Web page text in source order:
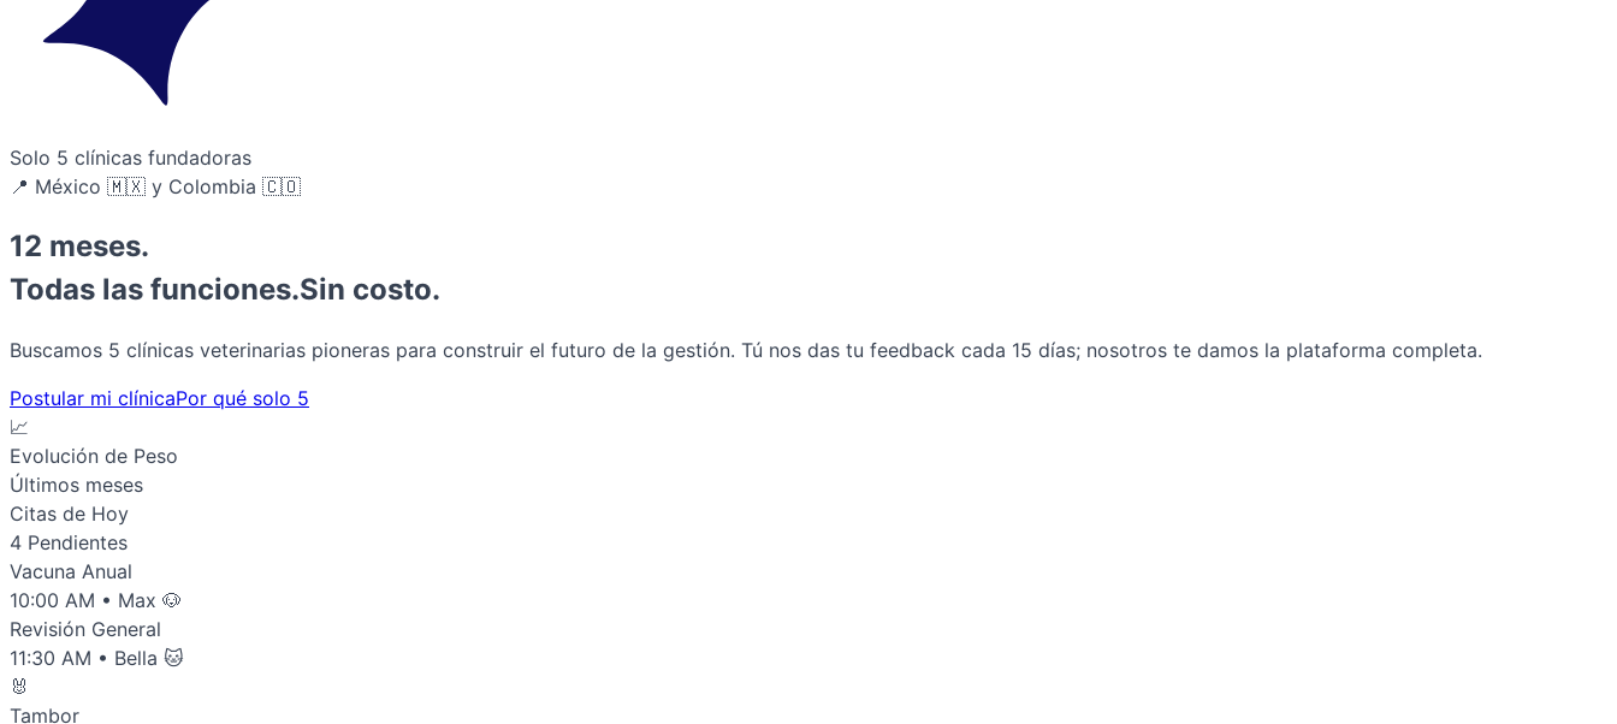
Solo 5 clínicas fundadoras
📍 México 🇲🇽 y Colombia 🇨🇴
12 meses.
Todas las funciones.Sin costo.
Buscamos 5 clínicas veterinarias pioneras para construir el futuro de la gestión. Tú nos das tu feedback cada 15 días; nosotros te damos la plataforma completa.
Postular mi clínicaPor qué solo 5
📈
Evolución de Peso
Últimos meses
Citas de Hoy
4 Pendientes
Vacuna Anual
10:00 AM • Max 🐶
Revisión General
11:30 AM • Bella 🐱
🐰
Tambor